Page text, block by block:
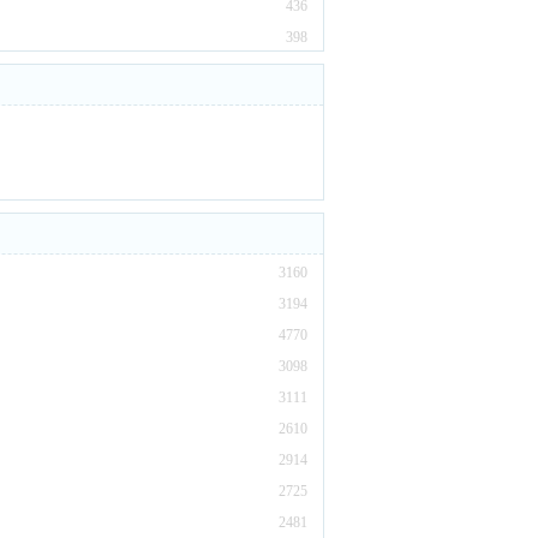
436
398
3160
3194
4770
3098
3111
2610
2914
2725
2481